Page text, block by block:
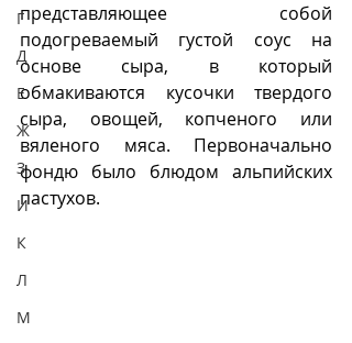
Г
Д
Е
Ж
З
И
К
Л
М
представляющее собой
подогреваемый густой соус на
основе сыра, в который
обмакиваются кусочки твердого
сыра, овощей, копченого или
вяленого мяса. Первоначально
фондю было блюдом альпийских
пастухов.